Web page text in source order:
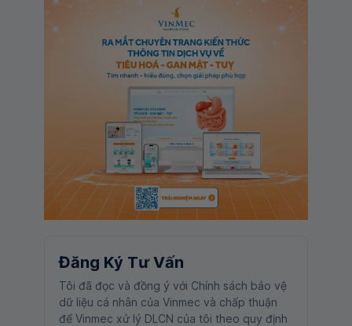
Đăng Ký Tư Vấn
Tôi đã đọc và đồng ý với Chính sách bảo vệ
dữ liệu cá nhân của Vinmec và chấp thuận
để Vinmec xử lý DLCN của tôi theo quy định